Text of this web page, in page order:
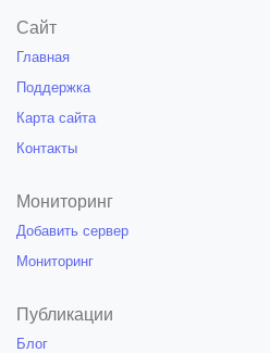
Сайт
Главная
Поддержка
Карта сайта
Контакты
Мониторинг
Добавить сервер
Мониторинг
Публикации
Блог